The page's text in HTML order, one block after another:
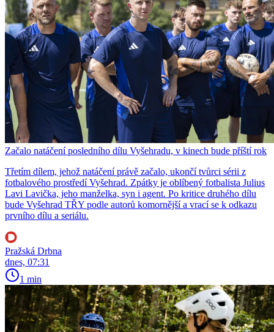
Začalo natáčení posledního dílu Vyšehradu, v kinech bude příští rok
Třetím dílem, jehož natáčení právě začalo, ukončí tvůrci sérii z
fotbalového prostředí Vyšehrad. Zpátky je oblíbený fotbalista Julius
Lavi Lavička, jeho manželka, syn i agent. Po kritice druhého dílu
bude Vyšehrad TŘY podle autorů komornější a vrací se k odkazu
prvního dílu a seriálu.
Pražská Drbna
dnes, 07:31
1 min